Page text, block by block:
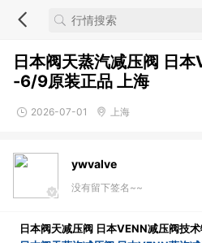
日本阀天蒸汽减压阀 日
-6/9原装正品 上海
2026-07-01 上海
ywvalve
没有留下签名~~
日本阀天减压阀 日本VENN减压阀技术